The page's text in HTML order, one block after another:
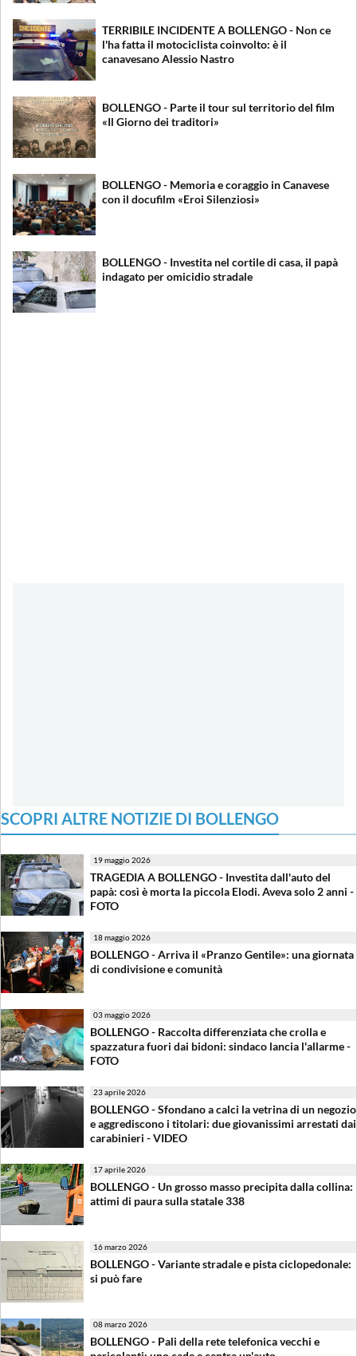
TERRIBILE INCIDENTE A BOLLENGO - Non ce
l'ha fatta il motociclista coinvolto: è il
canavesano Alessio Nastro
BOLLENGO - Parte il tour sul territorio del film
«Il Giorno dei traditori»
BOLLENGO - Memoria e coraggio in Canavese
con il docufilm «Eroi Silenziosi»
BOLLENGO - Investita nel cortile di casa, il papà
indagato per omicidio stradale
SCOPRI ALTRE NOTIZIE DI BOLLENGO
19 maggio 2026
TRAGEDIA A BOLLENGO - Investita dall'auto del
papà: così è morta la piccola Elodi. Aveva solo 2 anni -
FOTO
18 maggio 2026
BOLLENGO - Arriva il «Pranzo Gentile»: una giornata
di condivisione e comunità
03 maggio 2026
BOLLENGO - Raccolta differenziata che crolla e
spazzatura fuori dai bidoni: sindaco lancia l'allarme -
FOTO
23 aprile 2026
BOLLENGO - Sfondano a calci la vetrina di un negozio
e aggrediscono i titolari: due giovanissimi arrestati dai
carabinieri - VIDEO
17 aprile 2026
BOLLENGO - Un grosso masso precipita dalla collina:
attimi di paura sulla statale 338
16 marzo 2026
BOLLENGO - Variante stradale e pista ciclopedonale:
si può fare
08 marzo 2026
BOLLENGO - Pali della rete telefonica vecchi e